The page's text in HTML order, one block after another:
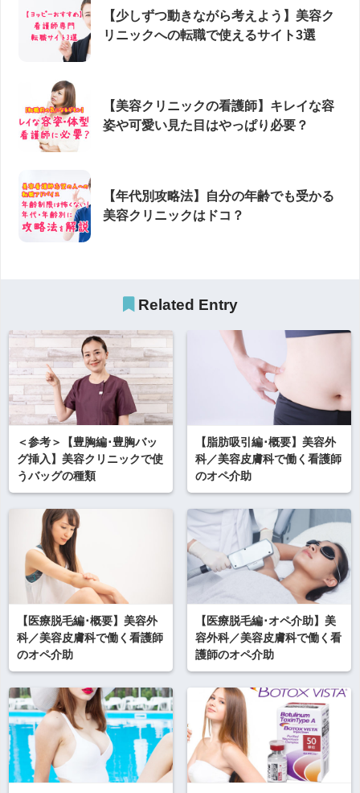
【少しずつ動きながら考えよう】美容ク
リニックへの転職で使えるサイト3選
【美容クリニックの看護師】キレイな容
姿や可愛い見た目はやっぱり必要？
【年代別攻略法】自分の年齢でも受かる
美容クリニックはドコ？
Related Entry
＜参考＞【豊胸編･豊胸バッ
グ挿入】美容クリニックで使
うバッグの種類
【脂肪吸引編･概要】美容外
科／美容皮膚科で働く看護師
のオペ介助
【医療脱毛編･概要】美容外
科／美容皮膚科で働く看護師
のオペ介助
【医療脱毛編･オペ介助】美
容外科／美容皮膚科で働く看
護師のオペ介助